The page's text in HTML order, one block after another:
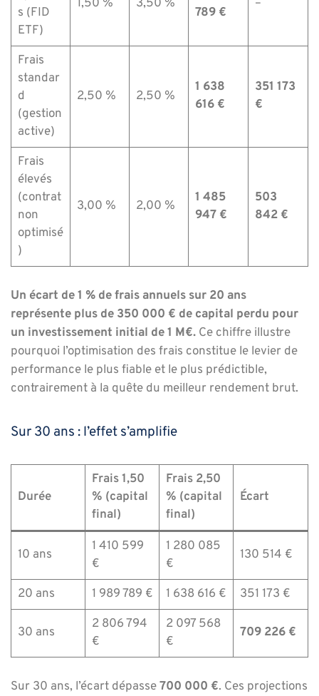
s (FID
ETF)
1,50 % 3,50 %
789 €
–
Frais
standar
d
(gestion
active)
2,50 % 2,50 %
1 638
616 €
351 173
€
Frais
élevés
(contrat
non
optimisé
)
3,00 % 2,00 %
1 485
947 €
503
842 €
Un écart de 1 % de frais annuels sur 20 ans
représente plus de 350 000 € de capital perdu pour
un investissement initial de 1 M€. Ce chiffre illustre
pourquoi l’optimisation des frais constitue le levier de
performance le plus fiable et le plus prédictible,
contrairement à la quête du meilleur rendement brut.
Sur 30 ans : l’effet s’amplifie
Durée
Frais 1,50
% (capital
final)
Frais 2,50
% (capital
final)
Écart
10 ans
1 410 599
€
1 280 085
€
130 514 €
20 ans 1 989 789 € 1 638 616 € 351 173 €
30 ans
2 806 794
€
2 097 568
€
709 226 €
Sur 30 ans, l’écart dépasse700 000 €. Ces projections